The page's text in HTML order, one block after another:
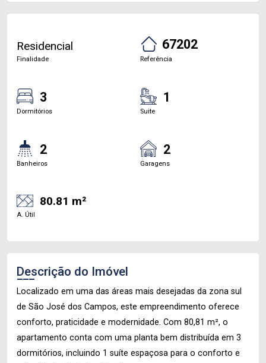
Residencial
Finalidade
67202
Referência
3
Dormitórios
1
Suite
2
Banheiros
2
Garagens
80.81 m²
A. Útil
Descrição do Imóvel
Localizado em uma das áreas mais desejadas da zona sul
de São José dos Campos, este empreendimento oferece
conforto, praticidade e modernidade. Com 80,81 m², o
apartamento conta com uma planta bem distribuída em 3
dormitórios, incluindo 1 suíte espaçosa para o conforto e